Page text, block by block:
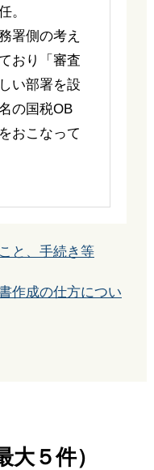
。
署側の考え
おり「審査
い部署を設
の国税OB
おこなって
と、手続き等
作成の仕方につい
５件）